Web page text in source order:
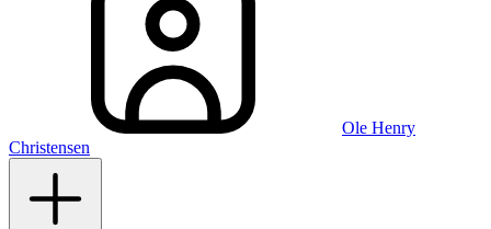
Ole Henry
Christensen